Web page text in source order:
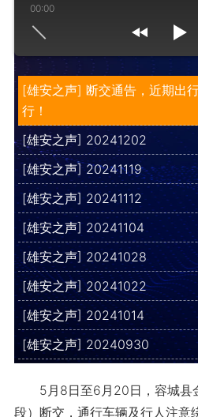
[雄安之声] 断交通告，近期出
行！
[雄安之声] 20241202
[雄安之声] 20241119
[雄安之声] 20241112
[雄安之声] 20241104
[雄安之声] 20241028
[雄安之声] 20241022
[雄安之声] 20241014
[雄安之声] 20240930
00:00
5月8日至6月20日，容城县
段）断交，通行车辆及行人注意